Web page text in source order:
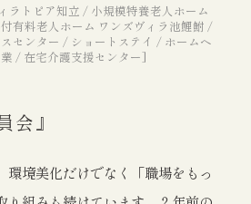
ラトピア知立 / 小規模特養老人ホーム
有料老人ホーム ワンズヴィラ池鯉鮒 /
センター / ショートステイ / ホームヘ
/ 在宅介護支援センター]
会』
環境美化だけでなく「職場をもっ